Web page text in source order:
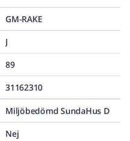
GM-RAKE
J
89
31162310
Miljöbedömd SundaHus D
Nej